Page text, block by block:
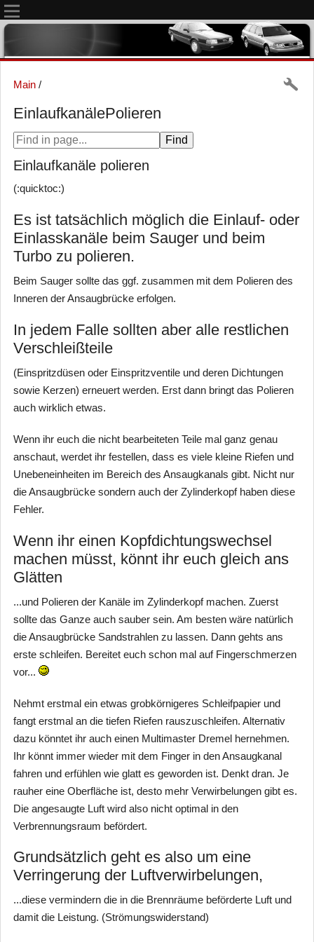
Main /
EinlaufkanälePolieren
Einlaufkanäle polieren
(:quicktoc:)
Es ist tatsächlich möglich die Einlauf- oder
Einlasskanäle beim Sauger und beim
Turbo zu polieren.
Beim Sauger sollte das ggf. zusammen mit dem Polieren des
Inneren der Ansaugbrücke erfolgen.
In jedem Falle sollten aber alle restlichen
Verschleißteile
(Einspritzdüsen oder Einspritzventile und deren Dichtungen
sowie Kerzen) erneuert werden. Erst dann bringt das Polieren
auch wirklich etwas.
Wenn ihr euch die nicht bearbeiteten Teile mal ganz genau
anschaut, werdet ihr festellen, dass es viele kleine Riefen und
Unebeneinheiten im Bereich des Ansaugkanals gibt. Nicht nur
die Ansaugbrücke sondern auch der Zylinderkopf haben diese
Fehler.
Wenn ihr einen Kopfdichtungswechsel
machen müsst, könnt ihr euch gleich ans
Glätten
...und Polieren der Kanäle im Zylinderkopf machen. Zuerst
sollte das Ganze auch sauber sein. Am besten wäre natürlich
die Ansaugbrücke Sandstrahlen zu lassen. Dann gehts ans
erste schleifen. Bereitet euch schon mal auf Fingerschmerzen
vor...
Nehmt erstmal ein etwas grobkörnigeres Schleifpapier und
fangt erstmal an die tiefen Riefen rauszuschleifen. Alternativ
dazu könntet ihr auch einen Multimaster Dremel hernehmen.
Ihr könnt immer wieder mit dem Finger in den Ansaugkanal
fahren und erfühlen wie glatt es geworden ist. Denkt dran. Je
rauher eine Oberfläche ist, desto mehr Verwirbelungen gibt es.
Die angesaugte Luft wird also nicht optimal in den
Verbrennungsraum befördert.
Grundsätzlich geht es also um eine
Verringerung der Luftverwirbelungen,
...diese vermindern die in die Brennräume beförderte Luft und
damit die Leistung. (Strömungswiderstand)